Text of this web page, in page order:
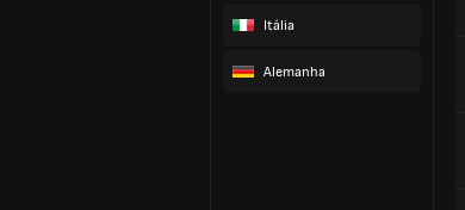
Itália
Alemanha